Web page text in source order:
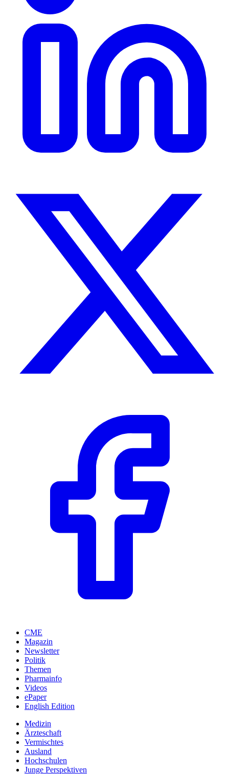
CME
Magazin
Newsletter
Politik
Themen
Pharmainfo
Videos
ePaper
English Edition
Medizin
Ärzteschaft
Vermischtes
Ausland
Hochschulen
Junge Perspektiven